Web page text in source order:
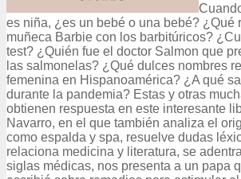
es niña, ¿es un bebé o una bebé? ¿Qué
muñeca Barbie con los barbitúricos?
test? ¿Quién fue el doctor Salmon que
las salmonelas? ¿Qué dulces nombres
femenina en Hispanoamérica? ¿A qué
durante la pandemia? Estas y otras
obtienen respuesta en este interesante
Navarro, en el que también analiza el
como espalda y spa, resuelve dudas
relaciona medicina y literatura, se
siglas médicas, nos presenta a un papa